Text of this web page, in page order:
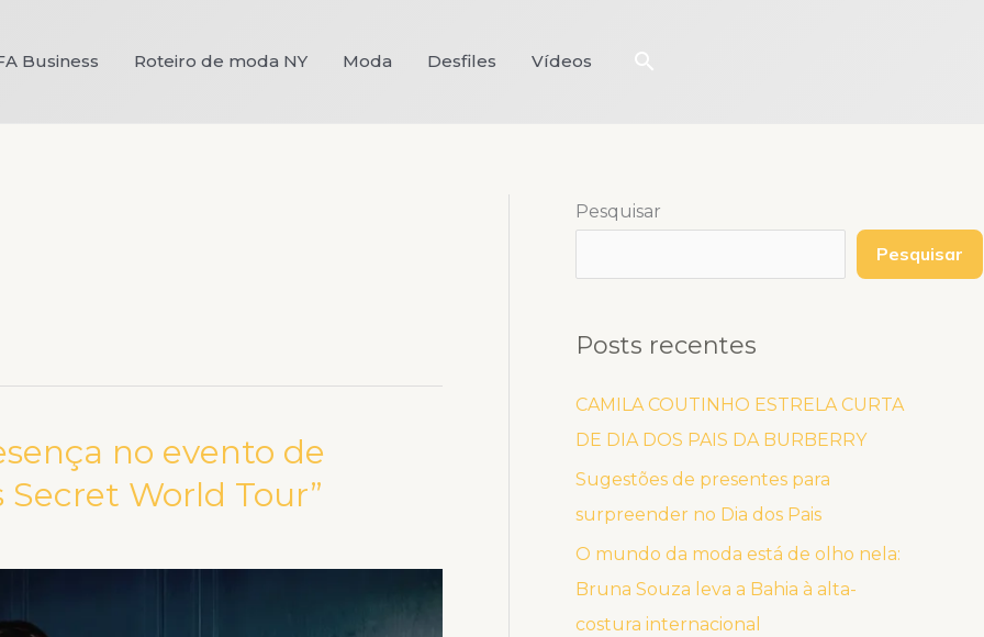
Business Roteiro de moda NY Moda Desfiles Vídeos Pesquisar
no evento de
Secret World Tour”
Pesquisar
Pesquisar
Posts recentes
CAMILA COUTINHO ESTRELA CURTA
DE DIA DOS PAIS DA BURBERRY
Sugestões de presentes para
surpreender no Dia dos Pais
O mundo da moda está de olho nela:
Bruna Souza leva a Bahia à alta-
costura internacional